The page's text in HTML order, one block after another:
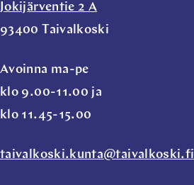
Jokijärventie 2 A
93400 Taivalkoski
Avoinna ma-pe
klo 9.00-11.00 ja
klo 11.45-15.00
taivalkoski.kunta@taivalkoski.fi